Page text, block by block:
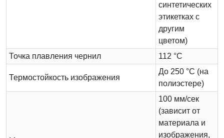
синтетических
этикетках с
другим
цветом)
Точка плавления чернил
112 °C
Термостойкость изображения
До 250 °C (на
полиэстере)
100 мм/сек
(зависит от
материала и
изображения,